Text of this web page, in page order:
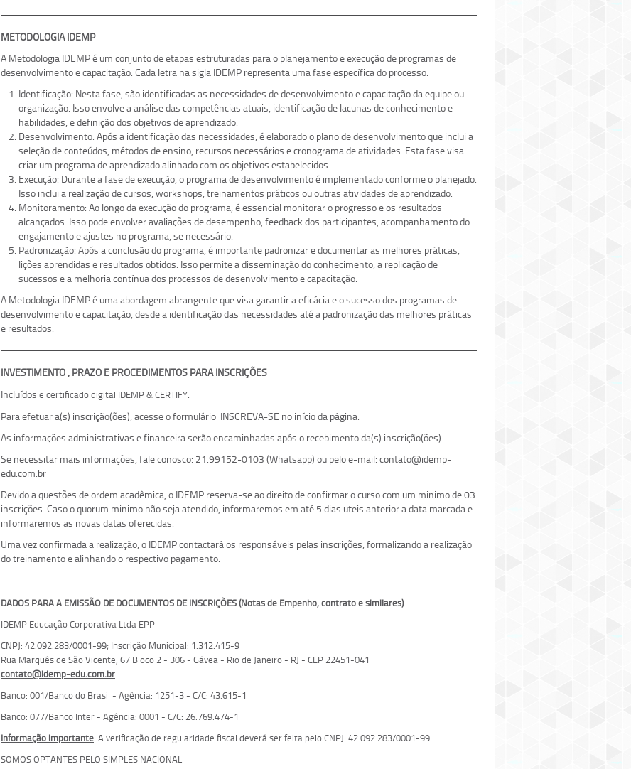
METODOLOGIA IDEMP
A Metodologia IDEMP é um conjunto de etapas estruturadas para o planejamento e execução de programas de
desenvolvimento e capacitação. Cada letra na sigla IDEMP representa uma fase específica do processo:
Identificação: Nesta fase, são identificadas as necessidades de desenvolvimento e capacitação da equipe ou
organização. Isso envolve a análise das competências atuais, identificação de lacunas de conhecimento e
habilidades, e definição dos objetivos de aprendizado.
Desenvolvimento: Após a identificação das necessidades, é elaborado o plano de desenvolvimento que inclui a
seleção de conteúdos, métodos de ensino, recursos necessários e cronograma de atividades. Esta fase visa
criar um programa de aprendizado alinhado com os objetivos estabelecidos.
Execução: Durante a fase de execução, o programa de desenvolvimento é implementado conforme o planejado.
Isso inclui a realização de cursos, workshops, treinamentos práticos ou outras atividades de aprendizado.
Monitoramento: Ao longo da execução do programa, é essencial monitorar o progresso e os resultados
alcançados. Isso pode envolver avaliações de desempenho, feedback dos participantes, acompanhamento do
engajamento e ajustes no programa, se necessário.
Padronização: Após a conclusão do programa, é importante padronizar e documentar as melhores práticas,
lições aprendidas e resultados obtidos. Isso permite a disseminação do conhecimento, a replicação de
sucessos e a melhoria contínua dos processos de desenvolvimento e capacitação.
A Metodologia IDEMP é uma abordagem abrangente que visa garantir a eficácia e o sucesso dos programas de
desenvolvimento e capacitação, desde a identificação das necessidades até a padronização das melhores práticas
e resultados.
INVESTIMENTO , PRAZO E PROCEDIMENTOS PARA INSCRIÇÕES
Incluídos e certificado digital IDEMP & CERTIFY.
Para efetuar a(s) inscrição(ões), acesse o formulário INSCREVA-SE no início da página.
As informações administrativas e financeira serão encaminhadas após o recebimento da(s) inscrição(ões).
Se necessitar mais informações, fale conosco: 21.99152-0103 (Whatsapp) ou pelo e-mail: contato@idemp-
edu.com.br
Devido a questões de ordem acadêmica, o IDEMP reserva-se ao direito de confirmar o curso com um minimo de 03
inscrições. Caso o quorum minimo não seja atendido, informaremos em até 5 dias uteis anterior a data marcada e
informaremos as novas datas oferecidas.
Uma vez confirmada a realização, o IDEMP contactará os responsáveis pelas inscrições, formalizando a realização
do treinamento e alinhando o respectivo pagamento.
DADOS PARA A EMISSÃO DE DOCUMENTOS DE INSCRIÇÕES (Notas de Empenho, contrato e similares)
IDEMP Educação Corporativa Ltda EPP
CNPJ: 42.092.283/0001-99; Inscrição Municipal: 1.312.415-9
Rua Marquês de São Vicente, 67 Bloco 2 - 306 - Gávea - Rio de Janeiro - RJ - CEP 22451-041
contato@idemp-edu.com.br
Banco: 001/Banco do Brasil - Agência: 1251-3 - C/C: 43.615-1
Banco: 077/Banco Inter - Agência: 0001 - C/C: 26.769.474-1
Informação importante: A verificação de regularidade fiscal deverá ser feita pelo CNPJ: 42.092.283/0001-99.
SOMOS OPTANTES PELO SIMPLES NACIONAL